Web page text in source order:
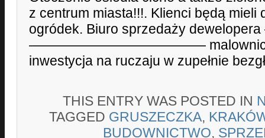
z centrum miasta!!!. Klienci będą mieli
ogródek. Biuro sprzedaży
————————————— malowniczo
inwestycja na ruczaju w zupełnie
THIS ENTRY WAS POSTED IN
TAGGED GRUSZECZKA,
BUDOWNICTWO,